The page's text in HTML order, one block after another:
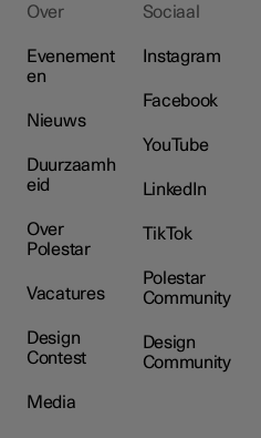
Over
Evenement
en
Nieuws
Duurzaamh
eid
Over
Polestar
Vacatures
Design
Contest
Media
Sociaal
Instagram
Facebook
YouTube
LinkedIn
TikTok
Polestar
Community
Design
Community